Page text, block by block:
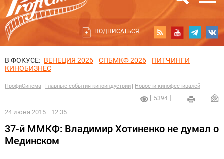
ПОДПИСАТЬСЯ
В ФОКУСЕ: ВЕНЕЦИЯ 2026 СПБМКФ 2026
ПИТЧИНГИ
КИНОБИЗНЕС
ПрофиСинема Главные события киноиндустрии Новости кинофестивалей
5394
24 июня 2015 12:35
37-й ММКФ: Владимир Хотиненко не думал о
Мединском